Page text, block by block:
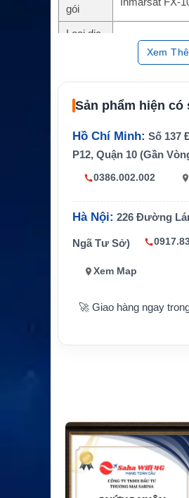
gói
Loại dịc
SIM vệ tinh
Mạng s
Inmarsat
2048/1024
128/128
Thoại kè
áo, thời tiết và
Xem
Sản phẩm hiện có
Hồ Chí Minh: Số 137
P12, Quận 10 (Gần
0386.002.002
Hà Nội: 226 Đường
Ngã Tư Sở)
Xem Map
🚀 Giao hàng ngay
XEM CHI